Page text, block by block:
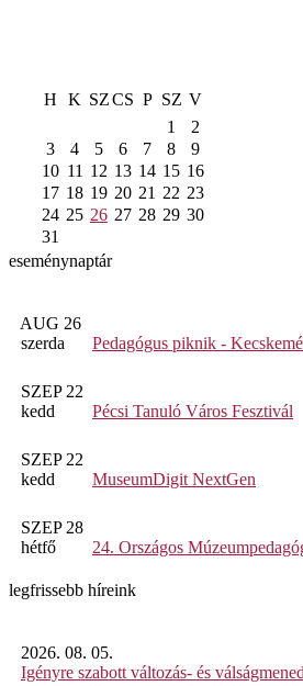
H K SZCS P SZ V
1
2
3
4 5 6 7 8
9
10 11 12 13 14 15 16
17 18 19 20 21 22 23
24 25 26 27 28 29 30
31
eseménynaptár
AUG 26
szerda
Pedagógus piknik -
SZEP 22
kedd
Pécsi Tanuló Város Fesztivál
SZEP 22
kedd
MuseumDigit NextGen
SZEP 28
hétfő
24. Országos
legfrissebb híreink
2026. 08. 05.
Igényre szabott változás- és